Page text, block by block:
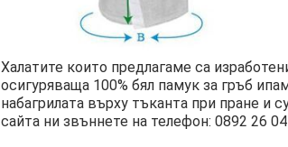
Халатите които предлагаме са
осигуряваща 100% бял памук за гръб
набагрилата върху тъканта при пране и
сайта ни звъннете на телефон: 0892 26